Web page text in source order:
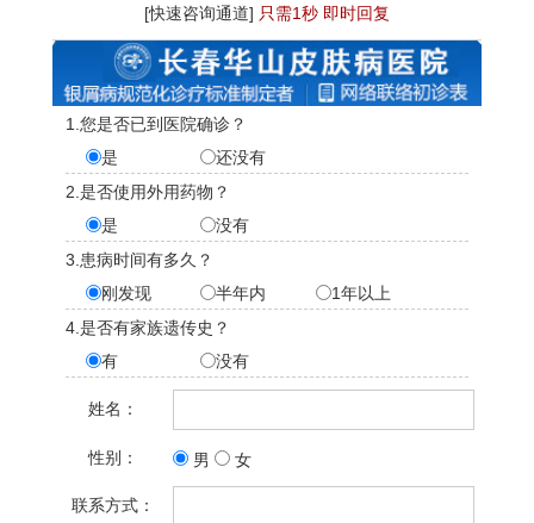
[快速咨询通道] 只需1秒 即时回复
1.您是否已到医院确诊？
是
还没有
2.是否使用外用药物？
是
没有
3.患病时间有多久？
刚发现
半年内
1年以上
4.是否有家族遗传史？
有
没有
姓名：
性别： 男 女
联系方式：